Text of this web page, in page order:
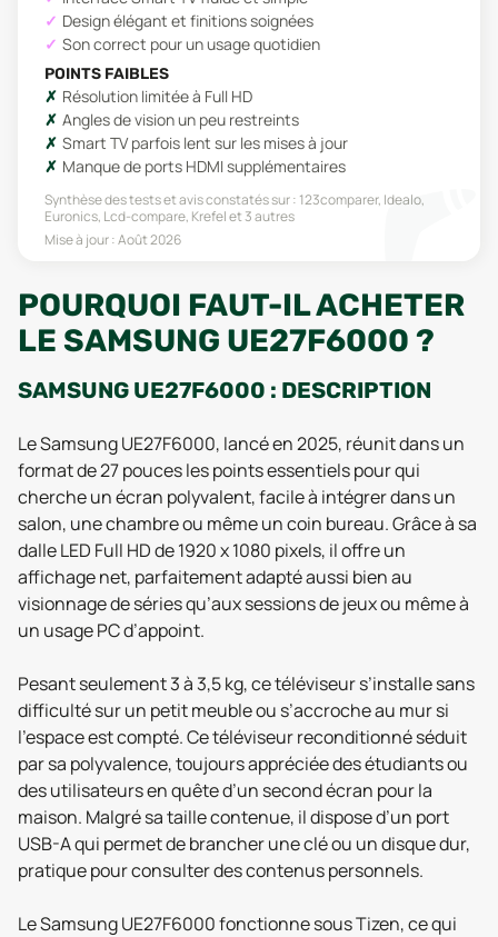
Design élégant et finitions soignées
Son correct pour un usage quotidien
POINTS FAIBLES
Résolution limitée à Full HD
Angles de vision un peu restreints
Smart TV parfois lent sur les mises à jour
Manque de ports HDMI supplémentaires
Synthèse des tests et avis constatés sur : 123comparer, Idealo,
Euronics, Lcd-compare, Krefelet 3 autres
Mise à jour :Août 2026
POURQUOI FAUT-IL ACHETER
LE SAMSUNG UE27F6000 ?
SAMSUNG UE27F6000 : DESCRIPTION
Le Samsung UE27F6000, lancé en 2025, réunit dans un
format de 27 pouces les points essentiels pour qui
cherche un écran polyvalent, facile à intégrer dans un
salon, une chambre ou même un coin bureau. Grâce à sa
dalle LED Full HD de 1920 x 1080 pixels, il offre un
affichage net, parfaitement adapté aussi bien au
visionnage de séries qu’aux sessions de jeux ou même à
un usage PC d’appoint.
Pesant seulement 3 à 3,5 kg, ce téléviseur s’installe sans
difficulté sur un petit meuble ou s’accroche au mur si
l’espace est compté. Ce téléviseur reconditionné séduit
par sa polyvalence, toujours appréciée des étudiants ou
des utilisateurs en quête d’un second écran pour la
maison. Malgré sa taille contenue, il dispose d’un port
USB-A qui permet de brancher une clé ou un disque dur,
pratique pour consulter des contenus personnels.
Le Samsung UE27F6000 fonctionne sous Tizen, ce qui